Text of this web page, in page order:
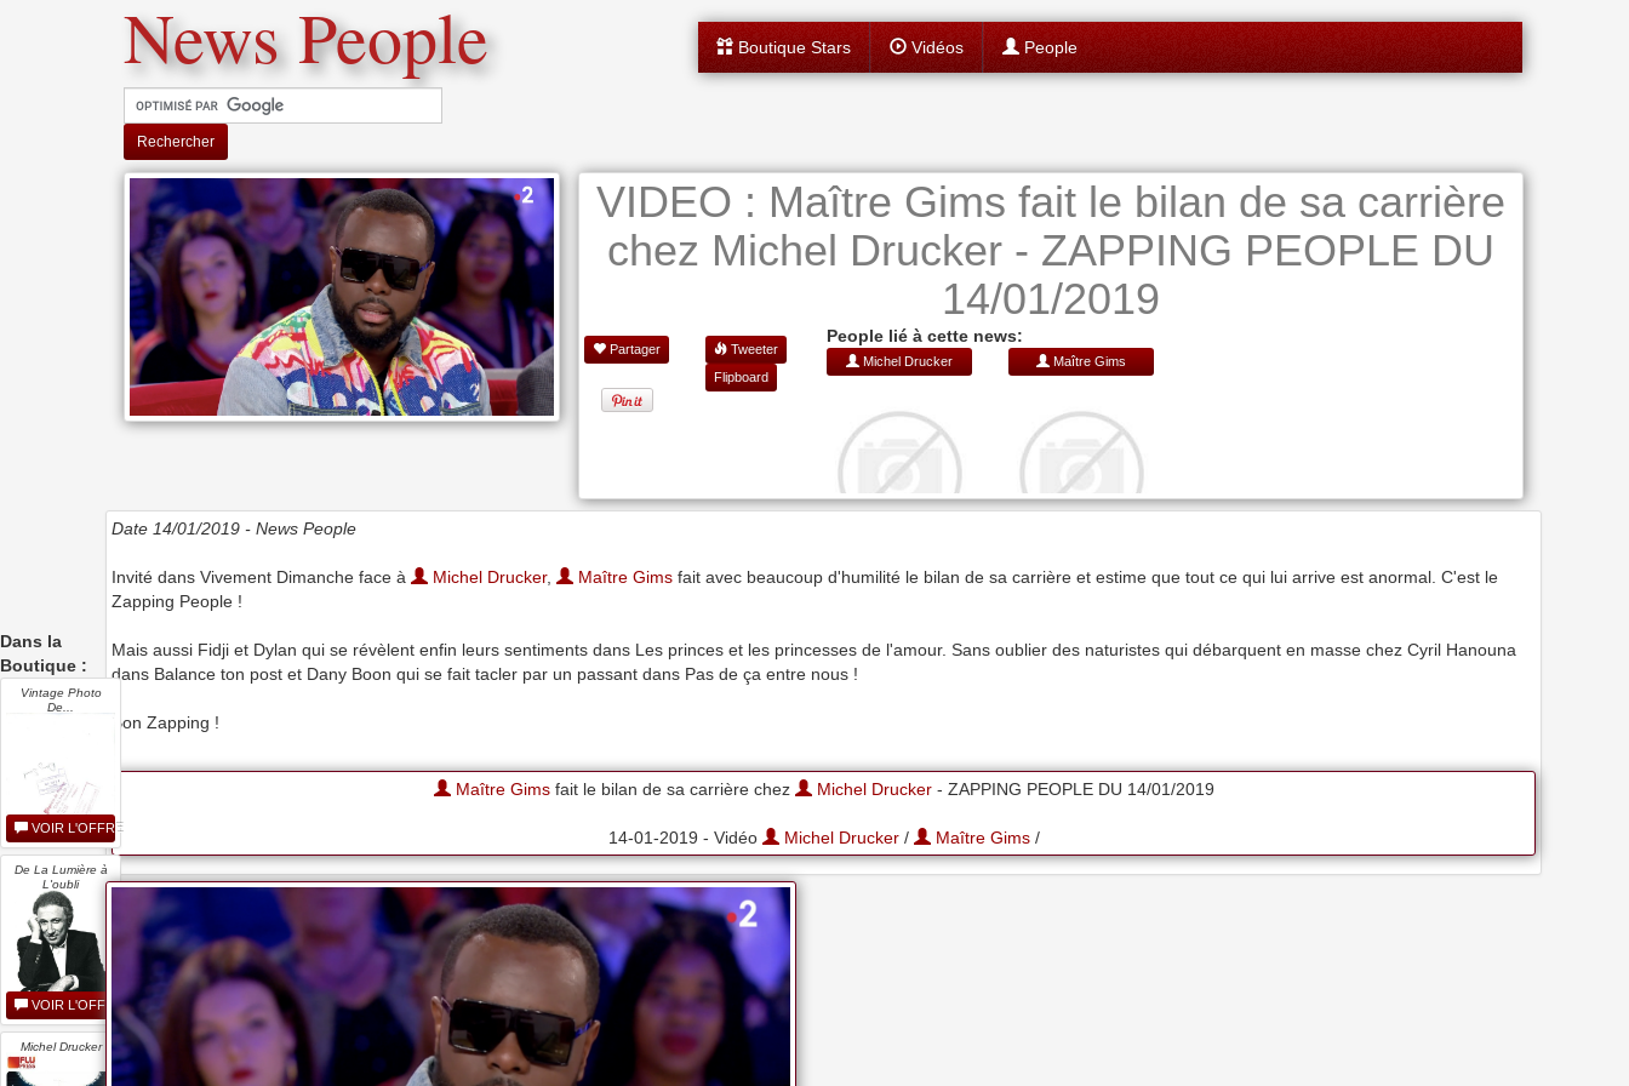
News People
Rechercher
Boutique Stars Vidéos People
VIDEO : Maître Gims fait le bilan de sa carrière
chez Michel Drucker - ZAPPING PEOPLE DU
14/01/2019
Partager
Tweeter
Flipboard
People lié à cette news:
Michel Drucker Maître Gims
Date 14/01/2019 - News People
Invité dans Vivement Dimanche face à Michel Drucker, Maître Gims fait avec beaucoup d'humilité le bilan de sa carrière et estime que tout ce qui lui arrive est anormal. C'est le
Zapping People !
Mais aussi Fidji et Dylan qui se révèlent enfin leurs sentiments dans Les princes et les princesses de l'amour. Sans oublier des naturistes qui débarquent en masse chez Cyril Hanouna
dans Balance ton post et Dany Boon qui se fait tacler par un passant dans Pas de ça entre nous !
Bon Zapping !
Maître Gimsfait le bilan de sa carrière chez Michel Drucker- ZAPPING PEOPLE DU 14/01/2019
14-01-2019 - Vidéo Michel Drucker/ Maître Gims/
Dans la
Boutique :
Vintage Photo
De...
VOIR L'OFFRE
De La Lumière à
L'oubli
VOIR L'OFFRE
Michel Drucker